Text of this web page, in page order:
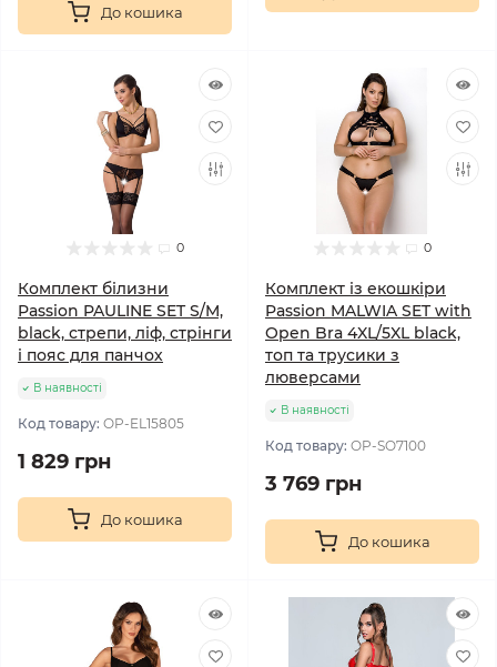
До кошика
0
Комплект білизни
Passion PAULINE SET S/M,
black, стрепи, ліф, стрінги
і пояс для панчох
В наявності
Код товару: OP-EL15805
1 829 грн
До кошика
0
Комплект із екошкіри
Passion MALWIA SET with
Open Bra 4XL/5XL black,
топ та трусики з
люверсами
В наявності
Код товару: OP-SO7100
3 769 грн
До кошика